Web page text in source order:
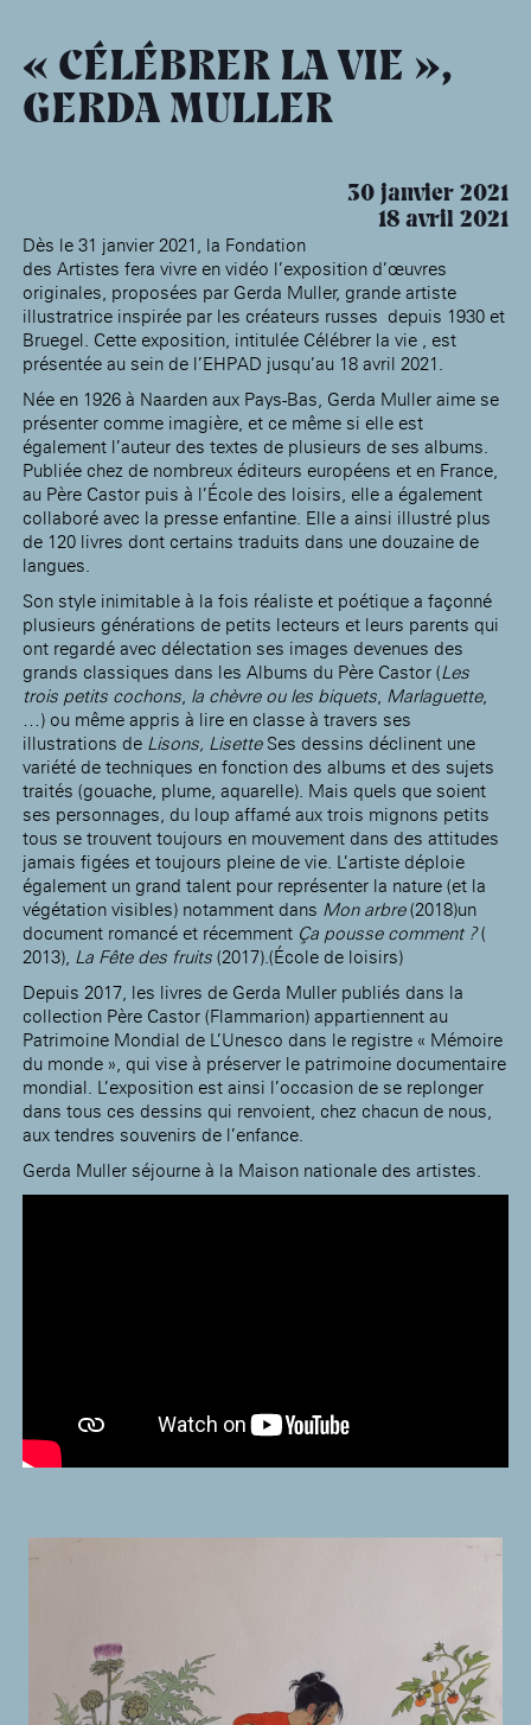
« CÉLÉBRER LA VIE »,
GERDA MULLER
30 janvier 2021
18 avril 2021
Dès le 31 janvier 2021, la Fondation
des Artistes fera vivre en vidéo l’exposition d’œuvres
originales, proposées par Gerda Muller, grande artiste
illustratrice inspirée par les créateurs russes depuis 1930 et
Bruegel. Cette exposition, intitulée Célébrer la vie , est
présentée au sein de l’EHPAD jusqu’au 18 avril 2021.
Née en 1926 à Naarden aux Pays-Bas, Gerda Muller aime se
présenter comme imagière, et ce même si elle est
également l’auteur des textes de plusieurs de ses albums.
Publiée chez de nombreux éditeurs européens et en France,
au Père Castor puis à l’École des loisirs, elle a également
collaboré avec la presse enfantine. Elle a ainsi illustré plus
de 120 livres dont certains traduits dans une douzaine de
langues.
Son style inimitable à la fois réaliste et poétique a façonné
plusieurs générations de petits lecteurs et leurs parents qui
ont regardé avec délectation ses images devenues des
grands classiques dans les Albums du Père Castor (Les
trois petits cochons, la chèvre ou les biquets, Marlaguette,
…) ou même appris à lire en classe à travers ses
illustrations de Lisons, Lisette Ses dessins déclinent une
variété de techniques en fonction des albums et des sujets
traités (gouache, plume, aquarelle). Mais quels que soient
ses personnages, du loup affamé aux trois mignons petits
tous se trouvent toujours en mouvement dans des attitudes
jamais figées et toujours pleine de vie. L’artiste déploie
également un grand talent pour représenter la nature (et la
végétation visibles) notamment dans Mon arbre(2018)un
document romancé et récemment Ça pousse comment ?(
2013), La Fête des fruits(2017).(École de loisirs)
Depuis 2017, les livres de Gerda Muller publiés dans la
collection Père Castor (Flammarion) appartiennent au
Patrimoine Mondial de L’Unesco dans le registre « Mémoire
du monde », qui vise à préserver le patrimoine documentaire
mondial. L’exposition est ainsi l’occasion de se replonger
dans tous ces dessins qui renvoient, chez chacun de nous,
aux tendres souvenirs de l’enfance.
Gerda Muller séjourne à la Maison nationale des artistes.
Jardin public de l’Hôtel
Salomon de Rothschild